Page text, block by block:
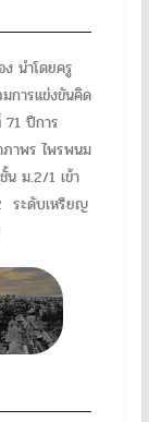
นำโดยครู
การแข่งขันคิด
71 ปีการ
าพร ไพรพนม
น ม.2/1 เข้า
ระดับเหรียญ